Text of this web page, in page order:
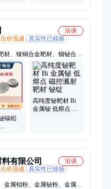
洽谈
出价迅速
真实性已核验
材、镍铜合金靶材、铟铋合
金靶材、合金熔炼、轧制、锻
、M2052、熔炼加工服务、钛
铬镍合金靶材、铝合金熔炼、
材、钴铬钼合金、铜合金靶
镉铅
高纯度铋靶材 Bi
金属铋 低熔点 磁
有限公司
洽谈
出价迅速
真实性已核验
金属钼粉、金属铋粉、金属硼